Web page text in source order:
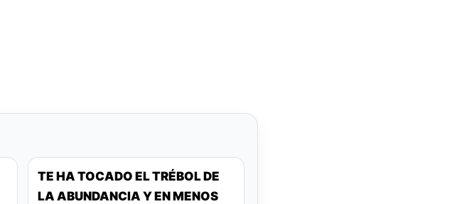
TE HA TOCADO EL TRÉBOL DE
LA ABUNDANCIA Y EN MENOS